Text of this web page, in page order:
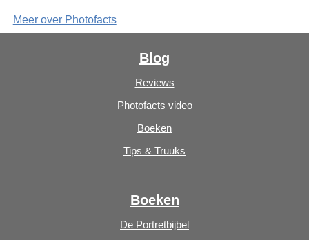
Meer over Photofacts
Blog
Reviews
Photofacts video
Boeken
Tips & Truuks
Boeken
De Portretbijbel